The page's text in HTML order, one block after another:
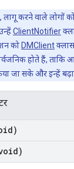
लागू करने वाले लोगों
ClientNotifier
को DMClient
होते हैं,
जा सके और इन्हें